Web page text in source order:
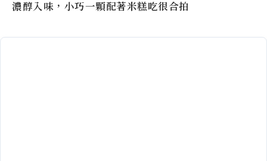
濃醇入味，小巧一顆配著米糕吃很合拍